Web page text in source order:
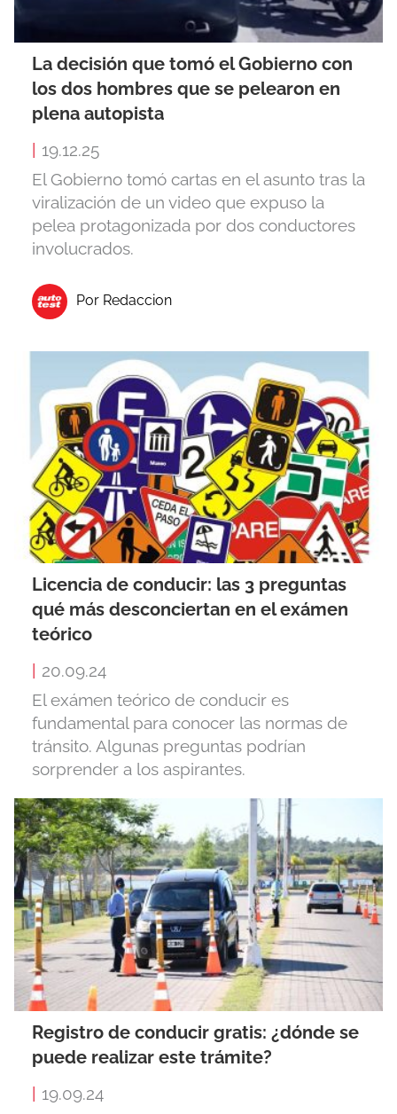
La decisión que tomó el Gobierno con
los dos hombres que se pelearon en
plena autopista
| 19.12.25
El Gobierno tomó cartas en el asunto tras la
viralización de un video que expuso la
pelea protagonizada por dos conductores
involucrados.
Por Redaccion
Licencia de conducir: las 3 preguntas
qué más desconciertan en el exámen
teórico
20.09.24
El exámen teórico de conducir es
fundamental para conocer las normas de
tránsito. Algunas preguntas podrían
sorprender a los aspirantes.
Registro de conducir gratis: ¿dónde se
puede realizar este trámite?
19.09.24